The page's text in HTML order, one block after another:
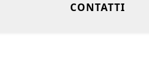
CONTATTI